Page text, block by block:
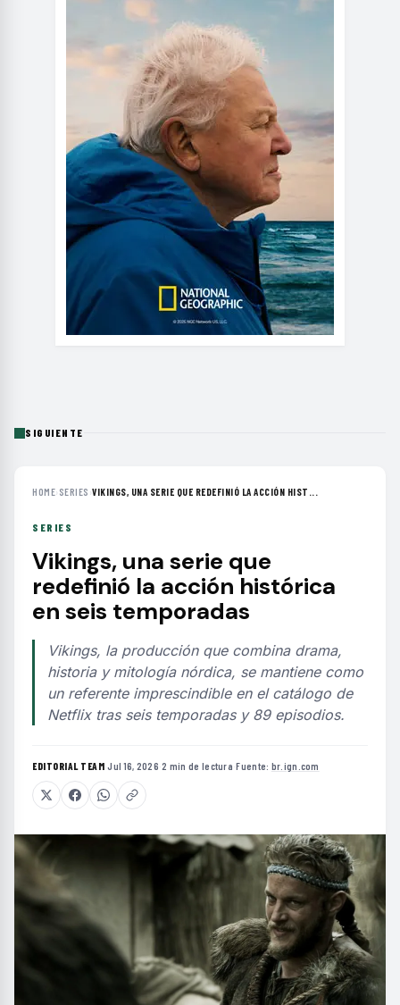
SIGUIENTE
HOME› SERIES ›VIKINGS, UNA SERIE QUE REDEFINIÓ LA ACCIÓN HIST...
SERIES
Vikings, una serie que
redefinió la acción histórica
en seis temporadas
Vikings, la producción que combina drama,
historia y mitología nórdica, se mantiene como
un referente imprescindible en el catálogo de
Netflix tras seis temporadas y 89 episodios.
EDITORIAL TEAM·Jul 16, 2026·2 min de lectura·Fuente: br.ign.com